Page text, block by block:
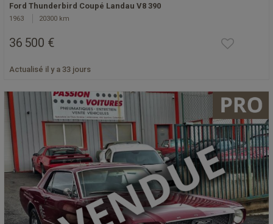
Ford Thunderbird Coupé Landau V8 390
1963 20300 km
36 500 €
Actualisé il y a 33 jours